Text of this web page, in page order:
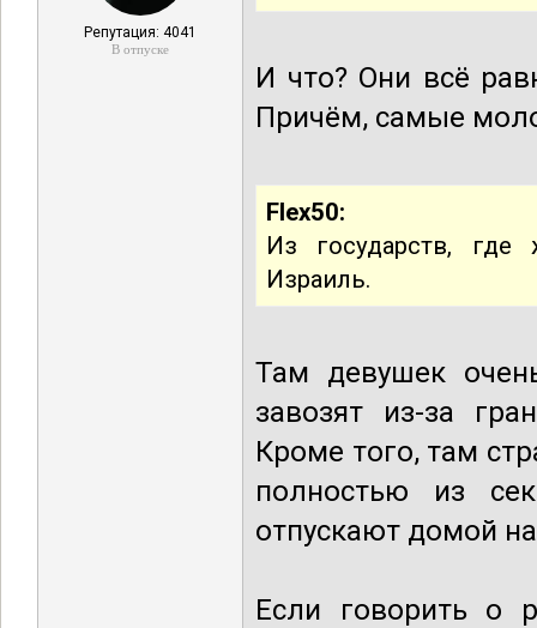
Репутация: 4041
В отпуске
И что? Они всё
Причём, самые
Flex50:
Из государств,
Израиль.
Там девушек
завозят из-за
Кроме того, там
полностью из
отпускают домой
Если говорить о